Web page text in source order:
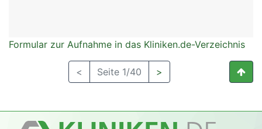
Formular zur Aufnahme in das Kliniken.de-Verzeichnis
< Seite 1/40 >